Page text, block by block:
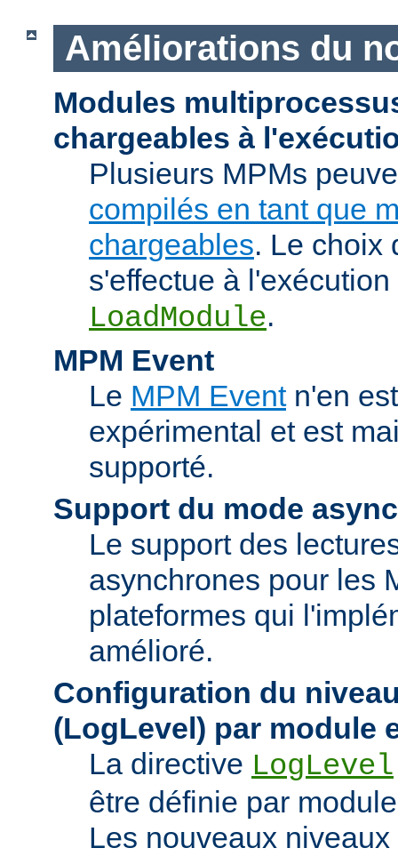
Améliorations du
Modules
chargeables à
Plusieurs MPMs
compilés en tant que
chargeables. Le choix
s'effectue à
LoadModule.
MPM Event
Le MPM Eventn'en
expérimental et est
supporté.
Support du mode
Le support des
asynchrones pour les
plateformes qui
amélioré.
Configuration du
(LogLevel) par module
La directive LogLevel
être définie par
Les nouveaux niveaux